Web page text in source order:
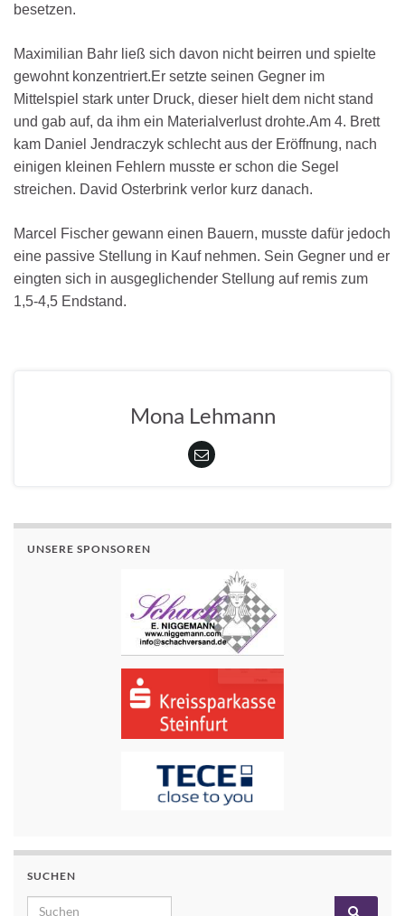
besetzen.
Maximilian Bahr ließ sich davon nicht beirren und spielte
gewohnt konzentriert.Er setzte seinen Gegner im
Mittelspiel stark unter Druck, dieser hielt dem nicht stand
und gab auf, da ihm ein Materialverlust drohte.Am 4. Brett
kam Daniel Jendraczyk schlecht aus der Eröffnung, nach
einigen kleinen Fehlern musste er schon die Segel
streichen. David Osterbrink verlor kurz danach.
Marcel Fischer gewann einen Bauern, musste dafür jedoch
eine passive Stellung in Kauf nehmen. Sein Gegner und er
eingten sich in ausgeglichender Stellung auf remis zum
1,5-4,5 Endstand.
Mona Lehmann
UNSERE SPONSOREN
SUCHEN
Search for: